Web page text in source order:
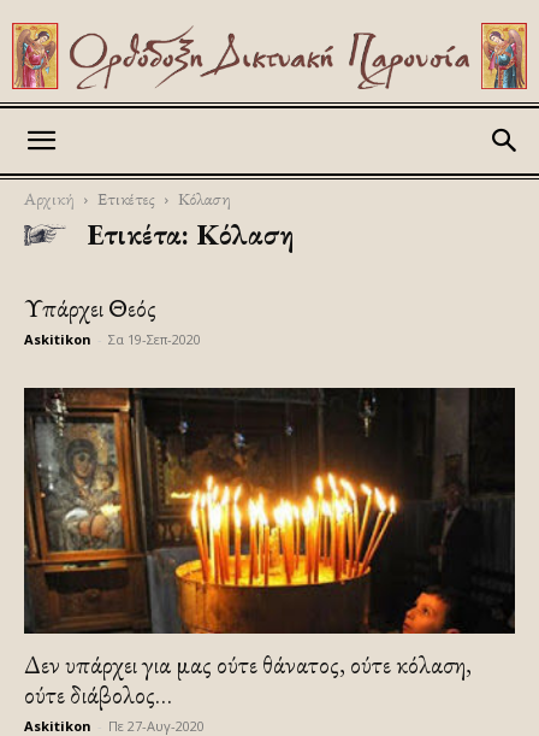
Αρχική Ετικέτες Κόλαση
Ετικέτα: Κόλαση
Υπάρχει Θεός
Askitikon Σα 19-Σεπ-2020
Δεν υπάρχει για μας ούτε θάνατος, ούτε κόλαση,
ούτε διάβολος…
Askitikon Πε 27-Αυγ-2020